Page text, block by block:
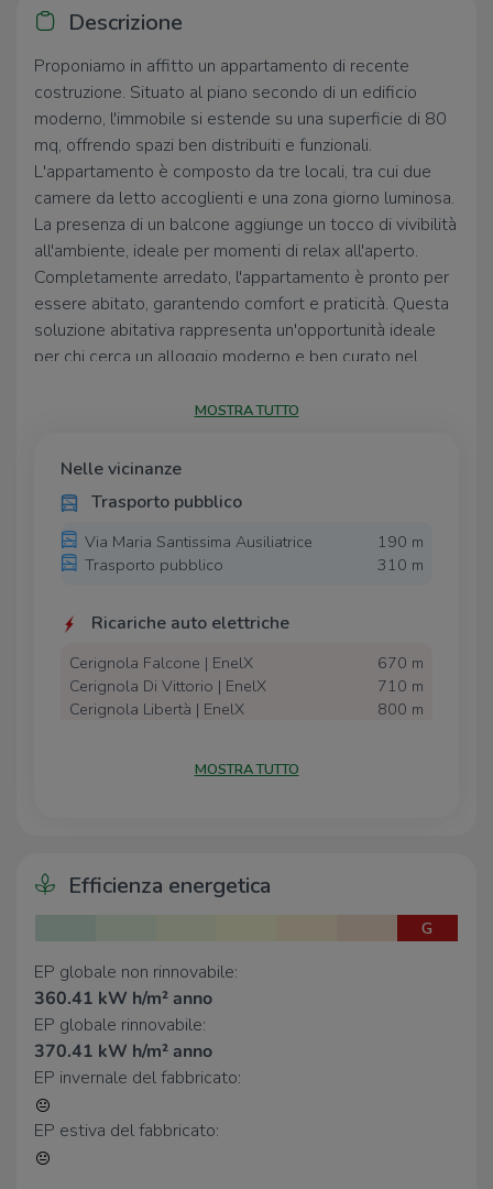
Descrizione
Proponiamo in affitto un appartamento di recente
costruzione. Situato al piano secondo di un edificio
moderno, l'immobile si estende su una superficie di 80
mq, offrendo spazi ben distribuiti e funzionali.
L'appartamento è composto da tre locali, tra cui due
camere da letto accoglienti e una zona giorno luminosa.
La presenza di un balcone aggiunge un tocco di vivibilità
all'ambiente, ideale per momenti di relax all'aperto.
Completamente arredato, l'appartamento è pronto per
essere abitato, garantendo comfort e praticità. Questa
soluzione abitativa rappresenta un'opportunità ideale
per chi cerca un alloggio moderno e ben curato nel
MOSTRA TUTTO
Nelle vicinanze
Trasporto pubblico
Via Maria Santissima Ausiliatrice
190 m
Trasporto pubblico
310 m
Ricariche auto elettriche
Cerignola Falcone | EnelX
670 m
Cerignola Di Vittorio | EnelX
710 m
Cerignola Libertà | EnelX
800 m
Giosuè Carducci
Opera San Francesco
Bosco-Battisti"
1,0 Km
Giuseppe Di Vittorio
Farmacia
Cialdella
Vinciguerra
De Sortis
MOSTRA TUTTO
Efficienza energetica
G
EP globale non rinnovabile:
360.41 kW h/m² anno
EP globale rinnovabile:
370.41 kW h/m² anno
EP invernale del fabbricato:
EP estiva del fabbricato: